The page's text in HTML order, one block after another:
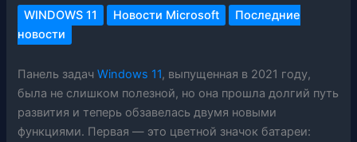
WINDOWS 11 Новости Microsoft
Последние
новости
Панель задачWindows 11, выпущенная в 2021 году,
была не слишком полезной, но она прошла долгий путь
развития и теперь обзавелась двумя новыми
функциями. Первая — это цветной значок батареи: